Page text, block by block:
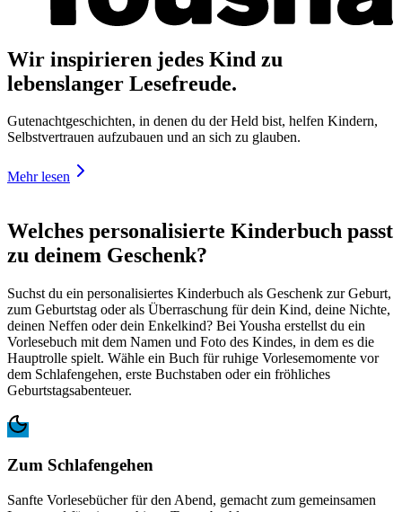
Wir inspirieren jedes Kind zu
lebenslanger Lesefreude.
Gutenachtgeschichten, in denen du der Held bist, helfen Kindern,
Selbstvertrauen aufzubauen und an sich zu glauben.
Mehr lesen
Welches personalisierte Kinderbuch passt
zu deinem Geschenk?
Suchst du ein personalisiertes Kinderbuch als Geschenk zur Geburt,
zum Geburtstag oder als Überraschung für dein Kind, deine Nichte,
deinen Neffen oder dein Enkelkind? Bei Yousha erstellst du ein
Vorlesebuch mit dem Namen und Foto des Kindes, in dem es die
Hauptrolle spielt. Wähle ein Buch für ruhige Vorlesemomente vor
dem Schlafengehen, erste Buchstaben oder ein fröhliches
Geburtstagsabenteuer.
Zum Schlafengehen
Sanfte Vorlesebücher für den Abend, gemacht zum gemeinsamen